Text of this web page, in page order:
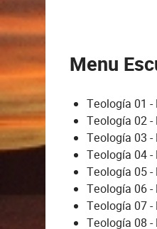
Menu
Teología 01 -
Teología 02 -
Teología 03 -
Teología 04 -
Teología 05 -
Teología 06 -
Teología 07 -
Teología 08 -